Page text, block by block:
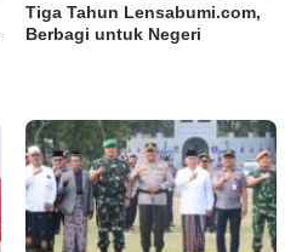
Tiga Tahun Lensabumi.com,
Berbagi untuk Negeri